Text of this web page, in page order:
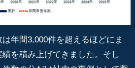
年間3,000件を超えるほどにま
を積み上げてきました。そし